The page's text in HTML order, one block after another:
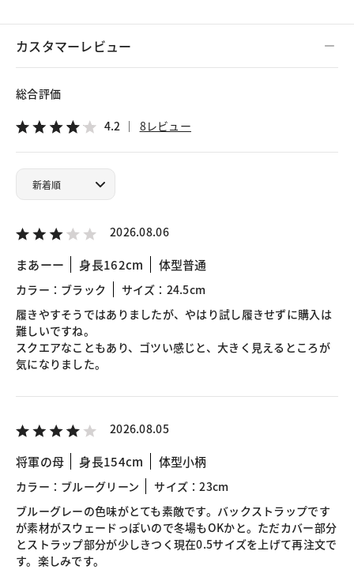
カスタマーレビュー
総合評価
4.2 8レビュー
2026.08.06
まあーー 身長162cm 体型普通
カラー：ブラック
サイズ：24.5cm
履きやすそうではありましたが、やはり試し履きせずに購入は
難しいですね。
スクエアなこともあり、ゴツい感じと、大きく見えるところが
気になりました。
2026.08.05
将軍の母 身長154cm 体型小柄
カラー：ブルーグリーン
サイズ：23cm
ブルーグレーの色味がとても素敵です。バックストラップです
が素材がスウェードっぽいので冬場もOKかと。ただカバー部分
とストラップ部分が少しきつく現在0.5サイズを上げて再注文で
す。楽しみです。